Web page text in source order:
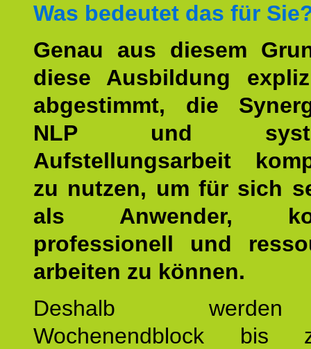
Was bedeutet das für
Genau aus diesem
diese Ausbildung
abgestimmt, die
NLP und
Aufstellungsarbeit
zu nutzen, um für sich
als Anwender,
professionell und
arbeiten zu können.
Deshalb
Wochenendblock bis